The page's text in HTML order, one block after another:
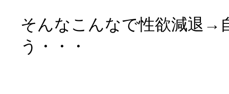
そんなこんなで性欲減退→
う・・・